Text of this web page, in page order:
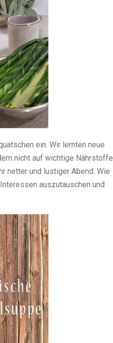
ein. Wir lernten neue
nicht auf wichtige Nährstoffe
netter und lustiger Abend. Wie
auszutauschen und